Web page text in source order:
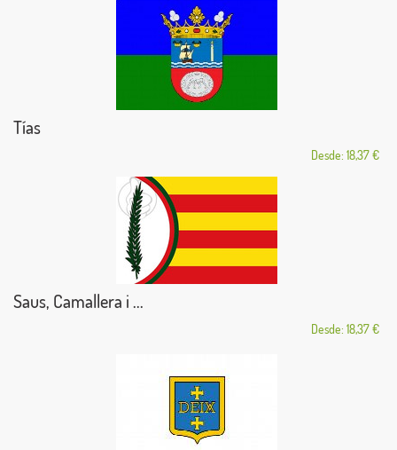
Tías
Desde: 18,37 €
Saus, Camallera i ...
Desde: 18,37 €